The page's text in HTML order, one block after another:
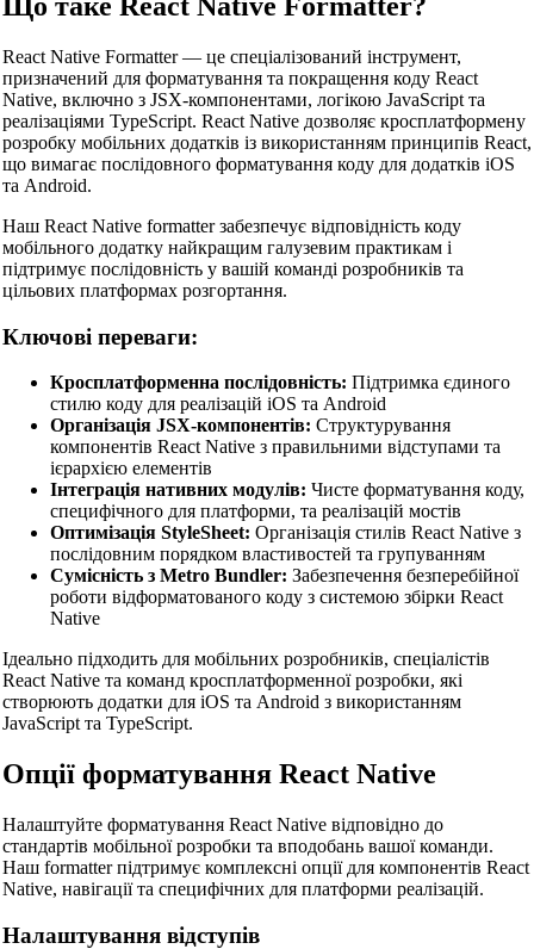
🔗 Пов'язані Інструменти
Форматери та покращувачі коду
🔧 ІНСТРУМЕНТИ
HTML Beautifier
CSS Beautifier
TypeScript Beautifier
JSX Beautifier
SCSS Beautifier
JSON Beautifier
XML Beautifier
React Native Formatter — це спеціалізований інструмент,
призначений для форматування та покращення коду React
Native, включно з JSX-компонентами, логікою JavaScript та
реалізаціями TypeScript. React Native дозволяє кросплатформену
розробку мобільних додатків із використанням принципів React,
що вимагає послідовного форматування коду для додатків iOS
та Android.
Наш React Native formatter забезпечує відповідність коду
мобільного додатку найкращим галузевим практикам і
підтримує послідовність у вашій команді розробників та
цільових платформах розгортання.
Ключові переваги:
Кросплатформенна послідовність: Підтримка єдиного
стилю коду для реалізацій iOS та Android
Організація JSX-компонентів: Структурування
компонентів React Native з правильними відступами та
ієрархією елементів
Інтеграція нативних модулів: Чисте форматування коду,
специфічного для платформи, та реалізацій мостів
Оптимізація StyleSheet: Організація стилів React Native з
послідовним порядком властивостей та групуванням
Сумісність з Metro Bundler: Забезпечення безперебійної
роботи відформатованого коду з системою збірки React
Native
Ідеально підходить для мобільних розробників, спеціалістів
React Native та команд кросплатформенної розробки, які
створюють додатки для iOS та Android з використанням
JavaScript та TypeScript.
Опції форматування React Native
Налаштуйте форматування React Native відповідно до
стандартів мобільної розробки та вподобань вашої команди.
Наш formatter підтримує комплексні опції для компонентів React
Native, навігації та специфічних для платформи реалізацій.
Налаштування відступів